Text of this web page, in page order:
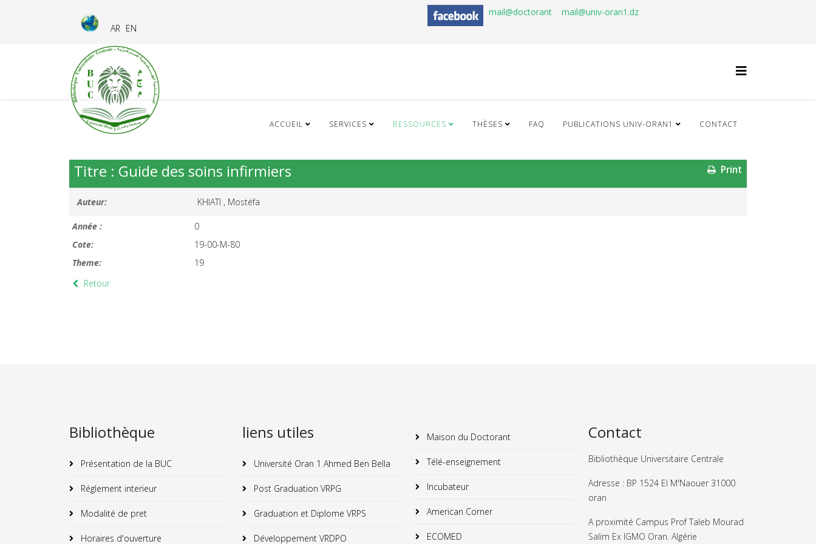
AR EN
mail@doctorant mail@univ-oran1.dz
ACCUEIL SERVICES RESSOURCES THÈSES FAQ PUBLICATIONS UNIV-ORAN1 CONTACT
Print
Titre : Guide des soins infirmiers
Auteur: KHIATI , Mostéfa
Année :
0
Cote:
19-00-M-80
Theme:
19
Retour
Bibliothèque
Présentation de la BUC
Réglement interieur
Modalité de pret
Horaires d'ouverture
liens utiles
Université Oran 1 Ahmed Ben Bella
Post Graduation VRPG
Graduation et Diplome VRPS
Développement VRDPO
Maison du Doctorant
Télé-enseignement
Incubateur
American Corner
ECOMED
Contact
Bibliothèque Universitaire Centrale
Adresse : BP 1524 El M'Naouer 31000
oran
A proximité Campus Prof Taleb Mourad
Salim Ex IGMO Oran. Algérie